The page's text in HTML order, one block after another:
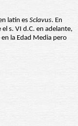
latín es Sclavus. En
s. VI d.C. en adelante,
en la Edad Media pero